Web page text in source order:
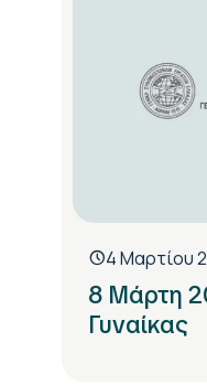
4 Μαρτίου
8 Μάρτη
Γυναίκας